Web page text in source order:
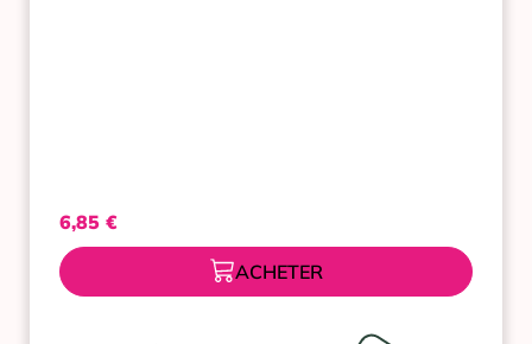
6,85 €
ACHETER